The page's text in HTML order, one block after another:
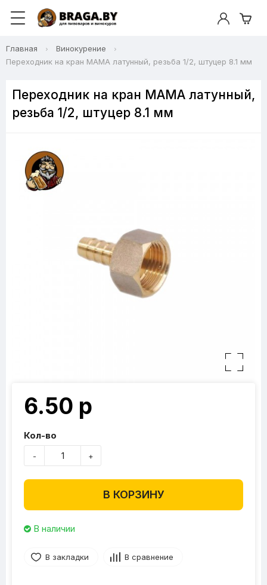
Главная
Винокурение
Переходник на кран МАМА латунный, резьба 1/2, штуцер 8.1 мм
Переходник на кран МАМА латунный,
резьба 1/2, штуцер 8.1 мм
6.50 р
Кол-во
- +
В КОРЗИНУ
В наличии
В закладки В сравнение